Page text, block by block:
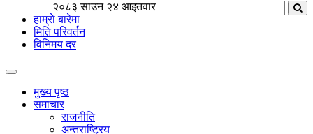
२०८३ साउन २४ आइतवार
हाम्राे बारेमा
मिति परिवर्तन
विनिमय दर
मुख्य पृष्ठ
समाचार
राजनीति
अन्तराष्ट्रिय